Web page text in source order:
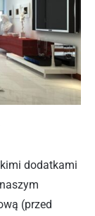
dodatkami
(przed